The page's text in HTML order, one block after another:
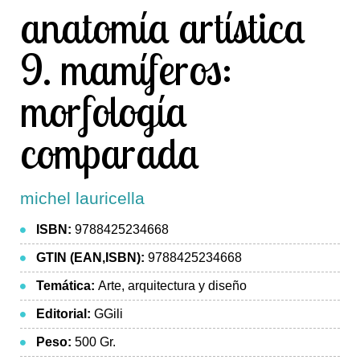
anatomía artística
9. mamíferos:
morfología
comparada
michel lauricella
ISBN: 9788425234668
GTIN (EAN,ISBN): 9788425234668
Temática: Arte, arquitectura y diseño
Editorial: GGili
Peso: 500 Gr.